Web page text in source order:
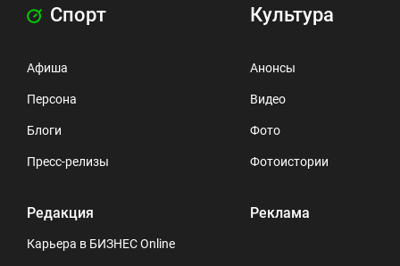
Спорт
Афиша
Персона
Блоги
Пресс-релизы
Редакция
Карьера в БИЗНЕС Online
Культура
Анонсы
Видео
Фото
Фотоистории
Реклама